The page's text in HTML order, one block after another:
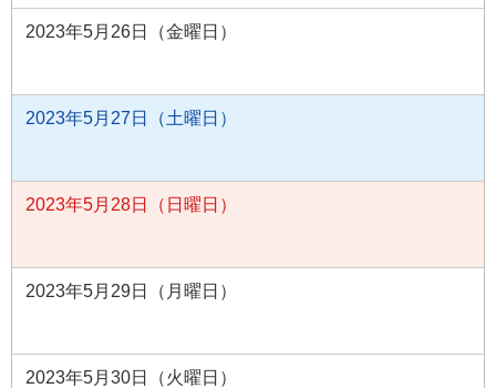
2023年5月26日（金曜日）
2023年5月27日（土曜日）
2023年5月28日（日曜日）
2023年5月29日（月曜日）
2023年5月30日（火曜日）